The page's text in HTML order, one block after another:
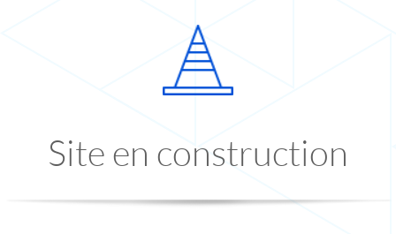
Site en construction